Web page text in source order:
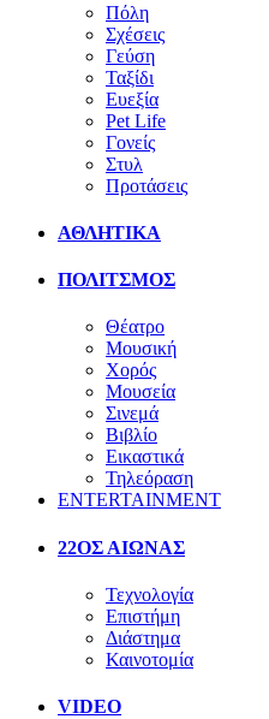
Πόλη
Σχέσεις
Γεύση
Ταξίδι
Ευεξία
Pet Life
Γονείς
Στυλ
Προτάσεις
ΑΘΛΗΤΙΚΑ
ΠΟΛΙΤΣΜΟΣ
Θέατρο
Μουσική
Χορός
Μουσεία
Σινεμά
Βιβλίο
Εικαστικά
Τηλεόραση
ENTERTAINMENT
22ΟΣ ΑΙΩΝΑΣ
Τεχνολογία
Επιστήμη
Διάστημα
Καινοτομία
VIDEO